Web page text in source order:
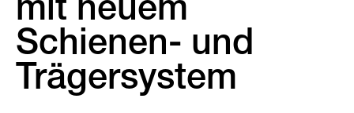
mit neuem
Schienen- und
Trägersystem